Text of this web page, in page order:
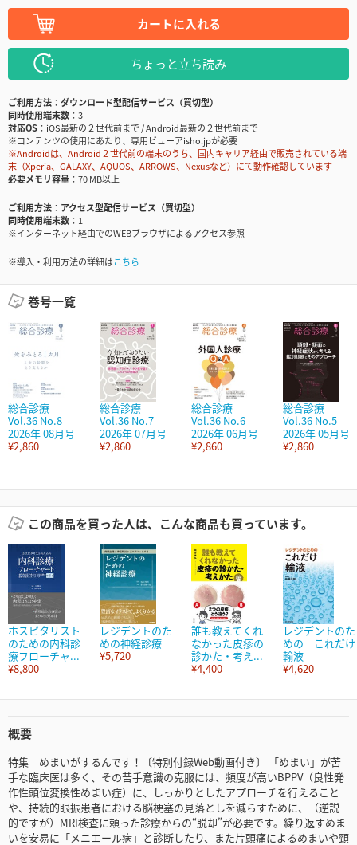
カートに入れる
ちょっと立ち読み
ご利用方法
ダウンロード型配信サービス（買切型）
同時使用端末数
3
対応OS
iOS最新の２世代前まで / Android最新の２世代前まで
※コンテンツの使用にあたり、専用ビューアisho.jpが必要
※Androidは、Android２世代前の端末のうち、国内キャリア経由で販売されている端
末（Xperia、GALAXY、AQUOS、ARROWS、Nexusなど）にて動作確認しています
必要メモリ容量
70 MB以上
ご利用方法
アクセス型配信サービス（買切型）
同時使用端末数
1
※インターネット経由でのWEBブラウザによるアクセス参照
※導入・利用方法の詳細はこちら
巻号一覧
総合診療
Vol.36 No.8
2026年 08月号
¥2,860
総合診療
Vol.36 No.7
2026年 07月号
¥2,860
総合診療
Vol.36 No.6
2026年 06月号
¥2,860
総合診療
Vol.36 No.5
2026年 05月号
¥2,860
この商品を買った人は、こんな商品も買っています。
ホスピタリスト
のための内科診
療フローチャ...
¥8,800
レジデントのた
めの神経診療
¥5,720
誰も教えてくれ
なかった皮疹の
診かた・考え...
¥4,400
レジデントのた
めの これだけ
輸液
¥4,620
概要
特集 めまいがするんです！〔特別付録Web動画付き〕 「めまい」が苦
手な臨床医は多く、その苦手意識の克服には、頻度が高いBPPV（良性発
作性頭位変換性めまい症）に、しっかりとしたアプローチを行えること
や、持続的眼振患者における脳梗塞の見落としを減らすために、（逆説
的ですが）MRI検査に頼った診療からの“脱却”が必要です。繰り返すめま
いを安易に「メニエール病」と診断したり、また片頭痛によるめまいや頸